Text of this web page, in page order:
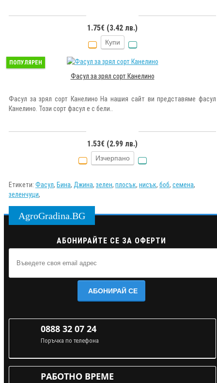
1.75€ (3.42 лв.)
Купи
ПОПУЛЯРЕН
Фасул за зрял сорт Канелино
Фасул за зрял сорт Канелино На нашия сайт ви представяме фасул
Канелино. Този сорт фасул е с бели..
1.53€ (2.99 лв.)
Изчерпано
Етикети: Фасул, Бина, Джина, зелен, плосък, нисък, боб, семена,
зеленчуци,
AgroGradina.BG
АБОНИРАЙТЕ СЕ ЗА ОФЕРТИ
АБОНИРАЙ СЕ
0888 32 07 24
Поръчка по телефона
РАБОТНО ВРЕМЕ